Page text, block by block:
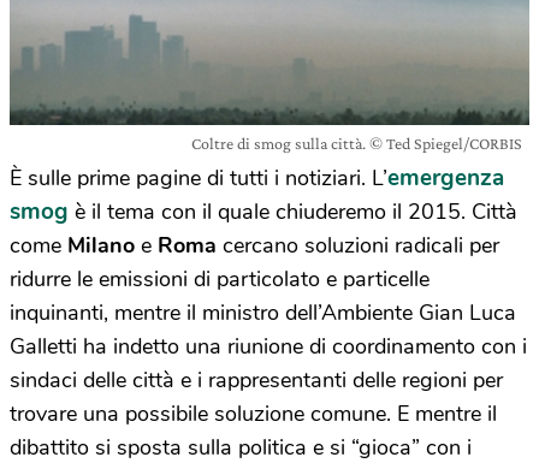
Coltre di smog sulla città. © Ted Spiegel/CORBIS
È sulle prime pagine di tutti i notiziari. L’emergenza
smog è il tema con il quale chiuderemo il 2015. Città
come Milano e Roma cercano soluzioni radicali per
ridurre le emissioni di particolato e particelle
inquinanti, mentre il ministro dell’Ambiente Gian Luca
Galletti ha indetto una riunione di coordinamento con i
sindaci delle città e i rappresentanti delle regioni per
trovare una possibile soluzione comune. E mentre il
dibattito si sposta sulla politica e si “gioca” con i